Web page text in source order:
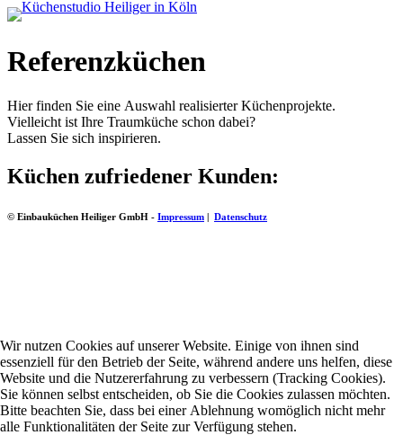
Referenzküchen
Hier finden Sie eine Auswahl realisierter Küchenprojekte.
Vielleicht ist Ihre Traumküche schon dabei?
Lassen Sie sich inspirieren.
Küchen zufriedener Kunden:
© Einbauküchen Heiliger GmbH - Impressum | Datenschutz
Wir nutzen Cookies auf unserer Website. Einige von ihnen sind
essenziell für den Betrieb der Seite, während andere uns helfen, diese
Website und die Nutzererfahrung zu verbessern (Tracking Cookies).
Sie können selbst entscheiden, ob Sie die Cookies zulassen möchten.
Bitte beachten Sie, dass bei einer Ablehnung womöglich nicht mehr
alle Funktionalitäten der Seite zur Verfügung stehen.